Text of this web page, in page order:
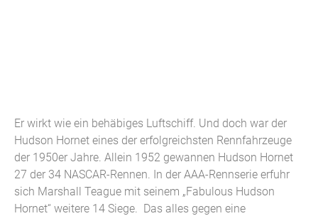
Er wirkt wie ein behäbiges Luftschiff. Und doch war der
Hudson Hornet eines der erfolgreichsten Rennfahrzeuge
der 1950er Jahre. Allein 1952 gewannen Hudson Hornet
27 der 34 NASCAR-Rennen. In der AAA-Rennserie erfuhr
sich Marshall Teague mit seinem „Fabulous Hudson
Hornet“ weitere 14 Siege. Das alles gegen eine